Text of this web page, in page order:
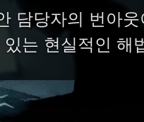
담당자의 번아
는 현실적인 해